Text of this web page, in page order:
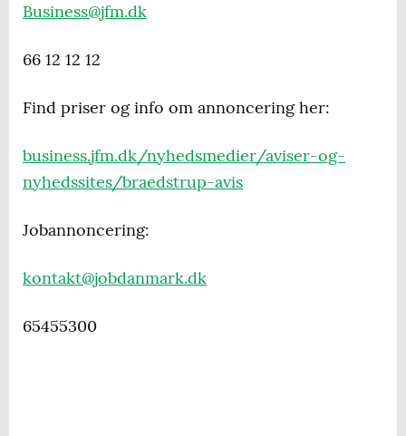
Business@jfm.dk
66 12 12 12
Find priser og info om annoncering her:
business.jfm.dk/nyhedsmedier/aviser-og-
nyhedssites/braedstrup-avis
Jobannoncering:
kontakt@jobdanmark.dk
65455300